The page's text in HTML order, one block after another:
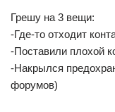
Грешу на 3 вещи:
-Где-то отходит
-Поставили плохой
-Накрылся
форумов)